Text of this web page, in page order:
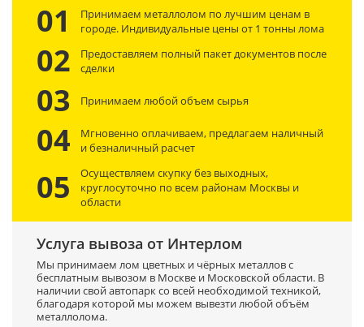
01
Принимаем металлолом по лучшим ценам в
городе. Индивидуальные цены от 1 тонны лома
02
Предоставляем полный пакет документов после
сделки
03 Принимаем любой объем сырья
04
Мгновенно оплачиваем, предлагаем наличный
и безналичный расчет
05
Осуществляем скупку без выходных,
круглосуточно по всем районам Москвы и
области
Услуга вывоза от Интерлом
Мы принимаем лом цветных и чёрных металлов с
бесплатным вывозом в Москве и Московской области. В
наличии свой автопарк со всей необходимой техникой,
благодаря которой мы можем вывезти любой объём
металлолома.